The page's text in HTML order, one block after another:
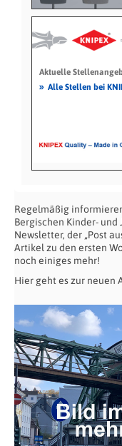
Aktuelle
» Alle Stellen bei
Regelmäßig
Bergischen Kinder-
Newsletter, der „Post
Artikel zu den ersten
noch einiges mehr!
Hier geht es zur neuen